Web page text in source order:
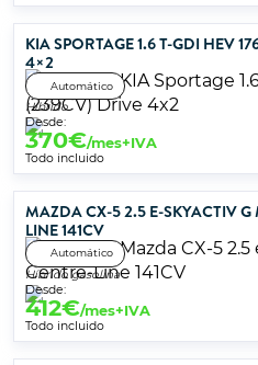
KIA SPORTAGE 1.6 T-GDI HEV
4×2
Automático
Híbrido
Desde:
370€/mes+IVA
Todo incluido
MAZDA CX-5 2.5 E-SKYACTIV G
LINE 141CV
Automático
Híbrido gasolina
Desde:
412€/mes+IVA
Todo incluido